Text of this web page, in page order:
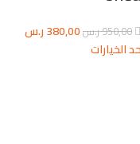
950,00ر.س380,00ر.س
الخيارات